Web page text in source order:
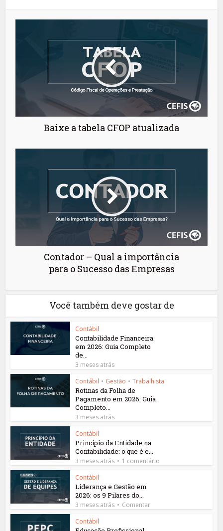
Baixe a tabela CFOP atualizada
Contador – Qual a importância
para o Sucesso das Empresas
Você também deve gostar de
Contábil
Contabilidade Financeira
em 2026: Guia Completo
de...
3 meses atrás
Contábil • Gestão • Trabalhista
Rotinas da Folha de
Pagamento em 2026: Guia
Completo...
3 meses atrás
Contábil
Princípio da Entidade na
Contabilidade: o que é e...
3 meses atrás
1 comentário
Contábil
Liderança e Gestão em
2026: os 9 Pilares do...
3 meses atrás
Comentar
Contábil